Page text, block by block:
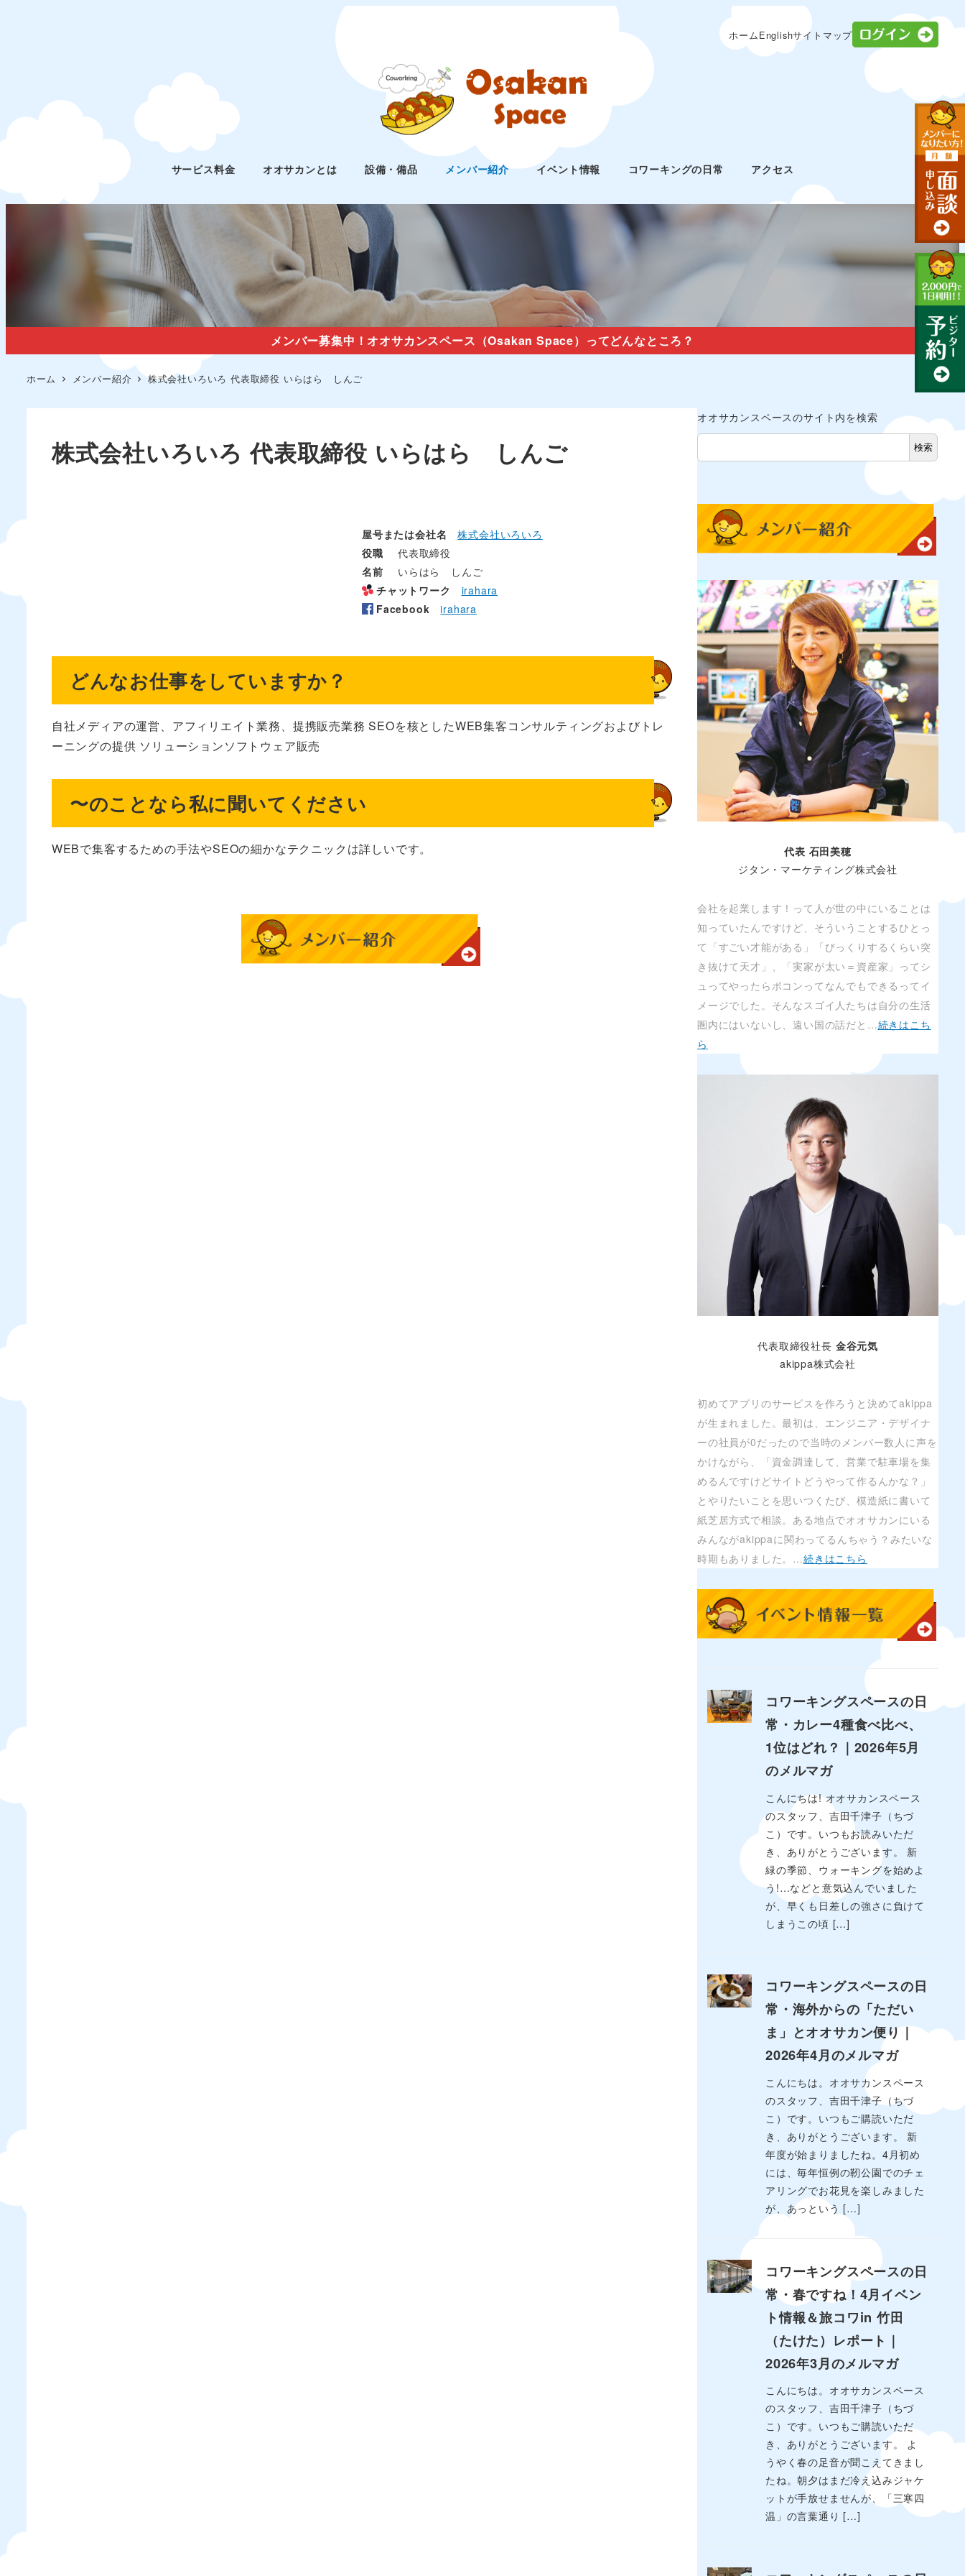
ホームEnglishサイトマップ ログ
サービス料金 オオサカンとは 設備・備品 メンバー紹介 イベント情報 コワーキングの日常 アクセス
メンバー紹介
メンバー募集中！オオサカンスペース（Osakan Space）ってどんなところ？
ホーム メンバー紹介 株式会社いろいろ 代表取締役 いらはら しんご
株式会社いろいろ 代表取締役 いらはら しんご
屋号または会社名
株式会社いろいろ
役職
代表取締役
名前
いらはら しんご
チャットワーク
irahara
Facebook
irahara
どんなお仕事をしていますか？
自社メディアの運営、アフィリエイト業務、提携販売業務 SEOを核としたWEB集客コンサルティングおよびトレ
ーニングの提供 ソリューションソフトウェア販売
〜のことなら私に聞いてください
WEBで集客するための手法やSEOの細かなテクニックは詳しいです。
オオサカンスペースのサイト内を検索
検索
代表 石田美穂
ジタン・マーケティング株式会社
会社を起業します！って人が世の中にいることは
知っていたんですけど、そういうことするひとっ
て「すごい才能がある」「びっくりするくらい突
き抜けて天才」、「実家が太い＝資産家」ってシ
ュってやったらポコンってなんでもできるってイ
メージでした。そんなスゴイ人たちは自分の生活
圏内にはいないし、遠い国の話だと…続きはこち
ら
代表取締役社長 金谷元気
akippa株式会社
初めてアプリのサービスを作ろうと決めてakippa
が生まれました。最初は、エンジニア・デザイナ
ーの社員が0だったので当時のメンバー数人に声を
かけながら、「資金調達して、営業で駐車場を集
めるんですけどサイトどうやって作るんかな？」
とやりたいことを思いつくたび、模造紙に書いて
紙芝居方式で相談。ある地点でオオサカンにいる
みんながakippaに関わってるんちゃう？みたいな
時期もありました。…続きはこちら
コワーキングスペースの日
常・カレー4種食べ比べ、
1位はどれ？｜2026年5月
のメルマガ
こんにちは! オオサカンスペース
のスタッフ、吉田千津子（ちづ
こ）です。いつもお読みいただ
き、ありがとうございます。 新
緑の季節、ウォーキングを始めよ
う!…などと意気込んでいました
が、早くも日差しの強さに負けて
しまうこの頃 […]
コワーキングスペースの日
常・海外からの「ただい
ま」とオオサカン便り｜
2026年4月のメルマガ
こんにちは。オオサカンスペース
のスタッフ、吉田千津子（ちづ
こ）です。いつもご購読いただ
き、ありがとうございます。 新
年度が始まりましたね。4月初め
には、毎年恒例の靭公園でのチェ
アリングでお花見を楽しみました
が、あっという […]
コワーキングスペースの日
常・春ですね！4月イベン
ト情報＆旅コワin 竹田
（たけた）レポート｜
2026年3月のメルマガ
こんにちは。オオサカンスペース
のスタッフ、吉田千津子（ちづ
こ）です。いつもご購読いただ
き、ありがとうございます。 よ
うやく春の足音が聞こえてきまし
たね。朝夕はまだ冷え込みジャケ
ットが手放せませんが、「三寒四
温」の言葉通り […]